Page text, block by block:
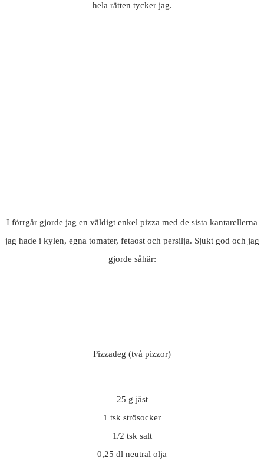
hela rätten tycker jag.
I förrgår gjorde jag en väldigt enkel pizza med de sista kantarellerna
jag hade i kylen, egna tomater, fetaost och persilja. Sjukt god och jag
gjorde såhär:
Pizzadeg (två pizzor)
25 g jäst
1 tsk strösocker
1/2 tsk salt
0,25 dl neutral olja